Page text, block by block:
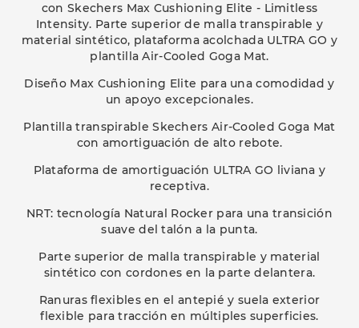
con Skechers Max Cushioning Elite - Limitless
Intensity. Parte superior de malla transpirable y
material sintético, plataforma acolchada ULTRA GO y
plantilla Air-Cooled Goga Mat.
Diseño Max Cushioning Elite para una comodidad y
un apoyo excepcionales.
Plantilla transpirable Skechers Air-Cooled Goga Mat
con amortiguación de alto rebote.
Plataforma de amortiguación ULTRA GO liviana y
receptiva.
NRT: tecnología Natural Rocker para una transición
suave del talón a la punta.
Parte superior de malla transpirable y material
sintético con cordones en la parte delantera.
Ranuras flexibles en el antepié y suela exterior
flexible para tracción en múltiples superficies.